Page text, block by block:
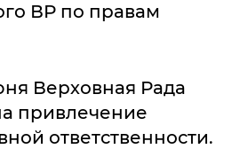
ВР по правам
Верховная Рада
привлечение
ответственности.